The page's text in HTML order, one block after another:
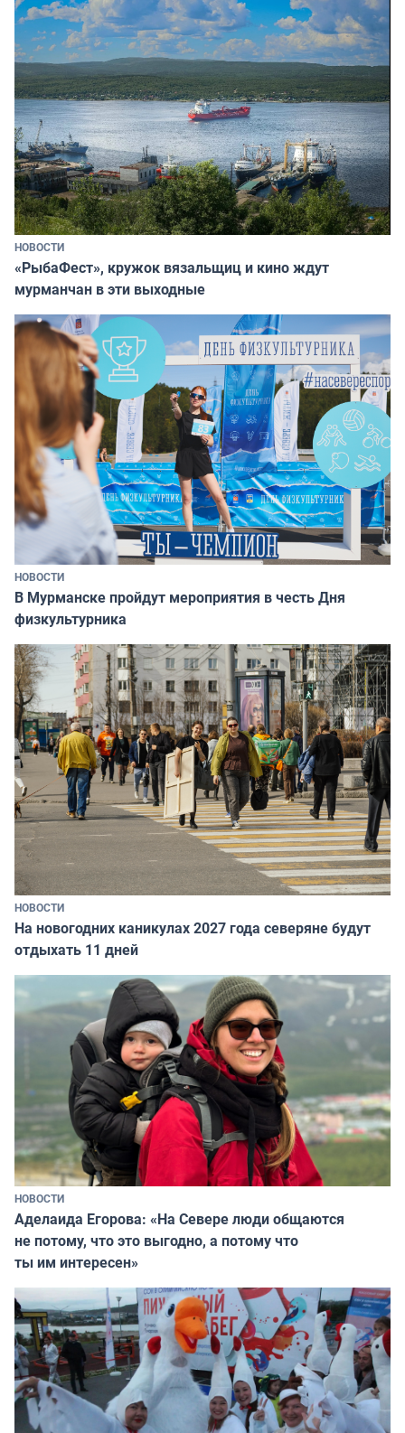
НОВОСТИ
«РыбаФест», кружок вязальщиц и кино ждут
мурманчан в эти выходные
НОВОСТИ
В Мурманске пройдут мероприятия в честь Дня
физкультурника
НОВОСТИ
На новогодних каникулах 2027 года северяне будут
отдыхать 11 дней
НОВОСТИ
Аделаида Егорова: «На Севере люди общаются
не потому, что это выгодно, а потому что
ты им интересен»